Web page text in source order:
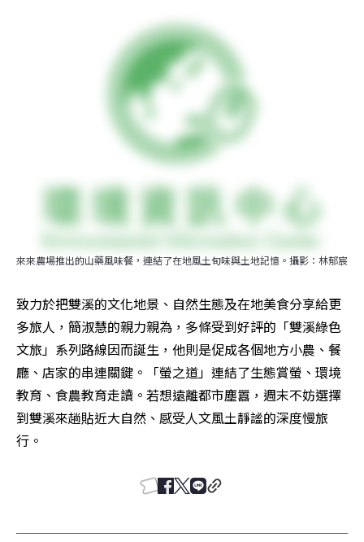
來來農場推出的山藥風味餐，連結了在地風土旬味與土地記憶。攝影：林郁宸
致力於把雙溪的文化地景、自然生態及在地美食分享給更
多旅人，簡淑慧的親力親為，多條受到好評的「雙溪綠色
文旅」系列路線因而誕生，他則是促成各個地方小農、餐
廳、店家的串連關鍵。「螢之道」連結了生態賞螢、環境
教育、食農教育走讀。若想遠離都市塵囂，週末不妨選擇
到雙溪來趟貼近大自然、感受人文風土靜謐的深度慢旅
行。